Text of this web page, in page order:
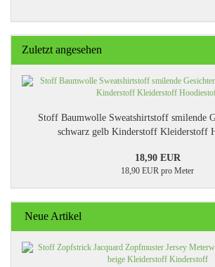
Zuletzt angesehen
Stoff Baumwolle Sweatshirtstoff smilende
schwarz gelb Kinderstoff Kleiderstoff
18,90 EUR
18,90 EUR pro Meter
Neue Artikel